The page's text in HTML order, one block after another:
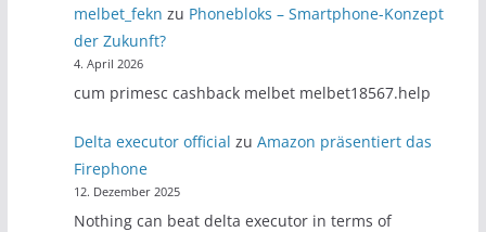
melbet_fekn zu Phonebloks – Smartphone-Konzept
der Zukunft?
4. April 2026
cum primesc cashback melbet melbet18567.help
Delta executor official zuAmazon präsentiert das
Firephone
12. Dezember 2025
Nothing can beat delta executor in terms of